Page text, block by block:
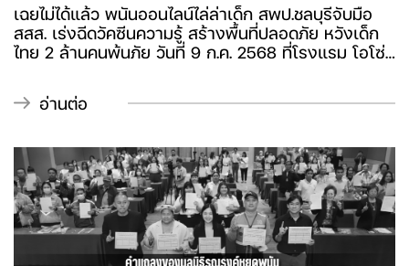
เฉยไม่ได้แล้ว พนันออนไลน์ไล่ล่าเด็ก สพป.ชลบุรีจับมือ
สสส. เร่งฉีดวัคซีนความรู้ สร้างพื้นที่ปลอดภัย หวังเด็ก
ไทย 2 ล้านคนพ้นภัย วันที่ 9 ก.ค. 2568 ที่โรงแรม โอโซ่
สร้างเสริมสุขภาพ (สสส.) ร่วมกับ สำนักงานเขตพื้นที่
การศึกษาประถมศึกษาชลบุรี เขต 3 มูลนิธิรณรงค์หยุด
ความร่วมมือสร้างภูมิรู้พัฒนาทักษะการรู้เท่าทันพนัน
ออนไลน์ ให้แก่นักเรียนระดับชั้นประถมศึกษา และระดับ
มัธยมศึกษาตอนต้น ภายใต้โครงการ Gambling plus
เพื่อสร้างแนวร่วมปฏิบัติการขับเคลื่อนการสร้างภูมิรู้เท่า
ทันพนันและพนันออนไลน์ให้กับเด็กเยาวชนใน 12
โรงเรียนในพื้นที่ศรีราชา บางละมุง และสัตหีบ
อ่านต่อ